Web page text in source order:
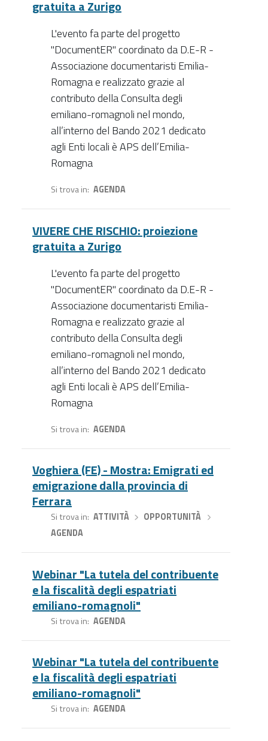
gratuita a Zurigo
L'evento fa parte del progetto
"DocumentER" coordinato da D.E-R -
Associazione documentaristi Emilia-
Romagna e realizzato grazie al
contributo della Consulta degli
emiliano-romagnoli nel mondo,
all’interno del Bando 2021 dedicato
agli Enti locali è APS dell’Emilia-
Romagna
Si trova in AGENDA
VIVERE CHE RISCHIO: proiezione
gratuita a Zurigo
L'evento fa parte del progetto
"DocumentER" coordinato da D.E-R -
Associazione documentaristi Emilia-
Romagna e realizzato grazie al
contributo della Consulta degli
emiliano-romagnoli nel mondo,
all’interno del Bando 2021 dedicato
agli Enti locali è APS dell’Emilia-
Romagna
Si trova in AGENDA
Voghiera (FE) - Mostra: Emigrati ed
emigrazione dalla provincia di
Ferrara
Si trova in ATTIVITÀ› OPPORTUNITÀ
AGENDA
Webinar "La tutela del contribuente
e la fiscalità degli espatriati
emiliano-romagnoli"
Si trova in AGENDA
Webinar "La tutela del contribuente
e la fiscalità degli espatriati
emiliano-romagnoli"
Si trova in AGENDA